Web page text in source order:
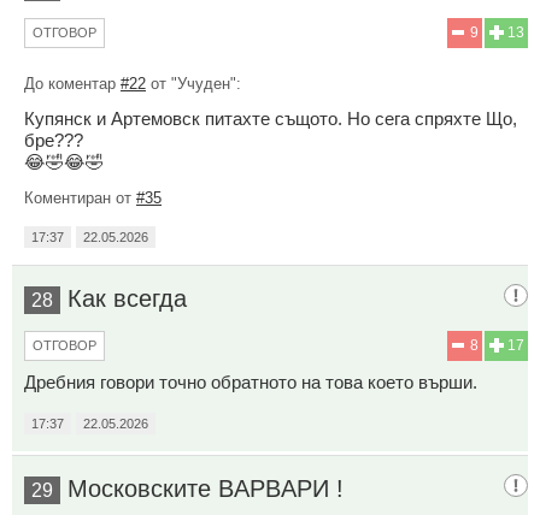
13
9
ОТГОВОР
До коментар #22 от "Учуден":
Купянск и Артемовск питахте същото. Но сега спряхте Що,
бре???
😂🤣😂🤣
Коментиран от #35
17:37 22.05.2026
28 Как всегда
17
8
ОТГОВОР
Дребния говори точно обратното на това което върши.
17:37 22.05.2026
29 Московските BAPBAPИ !